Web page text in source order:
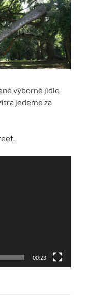
výborné jídlo
jedeme za
00:23